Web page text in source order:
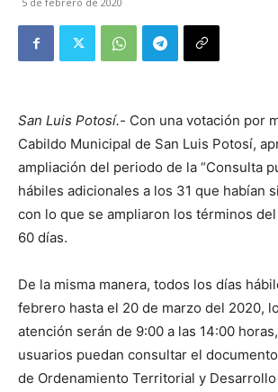
San Luis Potosí.- Con una votación por
Cabildo Municipal de San Luis Potosí,
ampliación del periodo de la “Consulta
hábiles adicionales a los 31 que habían
con lo que se ampliaron los términos
60 días.
De la misma manera, todos los días
febrero hasta el 20 de marzo del 2020,
atención serán de 9:00 a las 14:00
usuarios puedan consultar el
de Ordenamiento Territorial y